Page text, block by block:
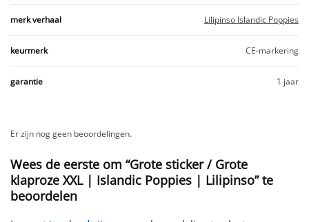
merk verhaal Lilipinso Islandic Poppies
keurmerk CE-markering
garantie 1 jaar
Er zijn nog geen beoordelingen.
Wees de eerste om “Grote sticker / Grote
klaproze XXL | Islandic Poppies | Lilipinso” te
beoordelen